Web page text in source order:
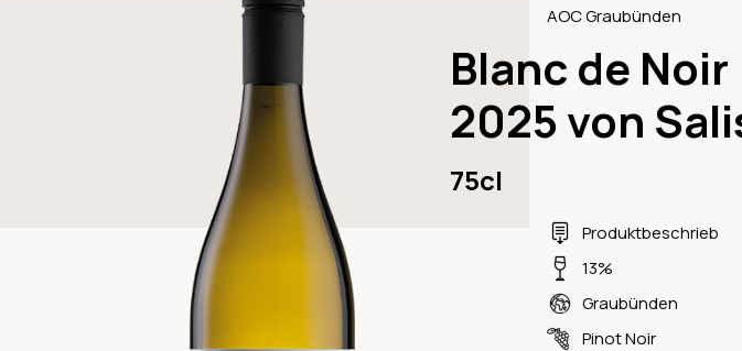
AOC Graubünden
Blanc de Noir
2025 von
75cl
Produktbeschrieb
13%
Graubünden
Pinot Noir